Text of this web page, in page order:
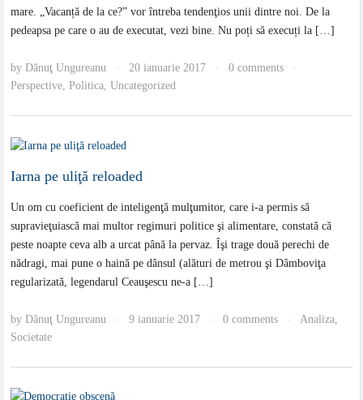
mare. „Vacanță de la ce?” vor întreba tendenţios unii dintre noi. De la
pedeapsa pe care o au de executat, vezi bine. Nu poți să execuți la […]
byDănuţ Ungureanu · 20 ianuarie 2017 · 0 comments ·
Perspective ,Politica ,Uncategorized
Iarna pe uliţă reloaded
Un om cu coeficient de inteligenţă mulţumitor, care i-a permis să
supravieţuiască mai multor regimuri politice şi alimentare, constată că
peste noapte ceva alb a urcat până la pervaz. Îşi trage două perechi de
nădragi, mai pune o haină pe dânsul (alături de metrou şi Dâmboviţa
regularizată, legendarul Ceauşescu ne-a […]
byDănuţ Ungureanu · 9 ianuarie 2017 · 0 comments · Analiza
Societate